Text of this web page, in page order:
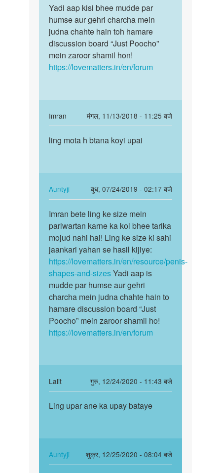
to
Yes
aunty
ji
Mai
discussion
KUMAR
MAURYA
Yadi
aap
kisi
bhee
mudde
par…
Yadi aap kisi bhee mudde par
humse aur gehri charcha mein
judna chahte hain toh hamare
discussion board “Just Poocho”
mein zaroor shamil hon!
https://lovematters.in/en/forum
Imran
मंगल, 11/13/2018 - 11:25 बजे
reply
to
kisi
bhee
mudde
par…
Auntyji
ling
btana
koyi
upai
ling mota h btana koyi upai
Auntyji
बुध, 07/24/2019 - 02:17 बजे
In
reply
to
ling
mota
h
btana
koyi
upai
by
Imran
Imran
bete
ling
ke
size
mein…
Imran bete ling ke size mein
pariwartan karne ka koi bhee tarika
mojud nahi hai! Ling ke size ki sahi
jaankari yahan se hasil kijiye:
https://lovematters.in/en/resource/penis-
shapes-and-sizesYadi aap is
mudde par humse aur gehri
charcha mein judna chahte hain to
hamare discussion board “Just
Poocho” mein zaroor shamil ho!
https://lovematters.in/en/forum
Lalit
गुरु, 12/24/2020 - 11:43 बजे
In
reply
to
ling
ke
size
Ling
ka
upay
bataye
Ling upar ane ka upay bataye
Auntyji
शुक्र, 12/25/2020 - 08:04 बजे
reply